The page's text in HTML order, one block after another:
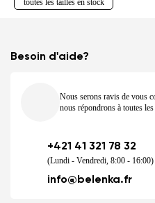
toutes les tailles en stock
Besoin d'aide?
Nous serons ravis de vous
nous répondrons à toutes
+421 41 321 78 32
(Lundi - Vendredi, 8:00 - 16:00)
info@belenka.fr